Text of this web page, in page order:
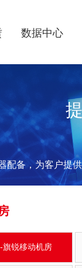
数据中心
配备，为客户提
旗锐移动机房